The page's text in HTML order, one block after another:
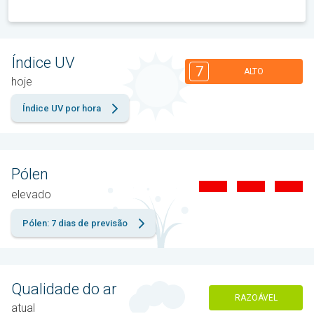
Índice UV
hoje
7 ALTO
Índice UV por hora
Pólen
elevado
Pólen: 7 dias de previsão
Qualidade do ar
atual
RAZOÁVEL